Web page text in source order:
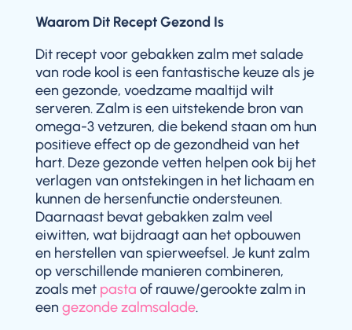
Waarom Dit Recept Gezond Is
Dit recept voor gebakken zalm met salade
van rode kool is een fantastische keuze als je
een gezonde, voedzame maaltijd wilt
serveren. Zalm is een uitstekende bron van
omega-3 vetzuren, die bekend staan om hun
positieve effect op de gezondheid van het
hart. Deze gezonde vetten helpen ook bij het
verlagen van ontstekingen in het lichaam en
kunnen de hersenfunctie ondersteunen.
Daarnaast bevat gebakken zalm veel
eiwitten, wat bijdraagt aan het opbouwen
en herstellen van spierweefsel. Je kunt zalm
op verschillende manieren combineren,
zoals met pasta of rauwe/gerookte zalm in
een gezonde zalmsalade.